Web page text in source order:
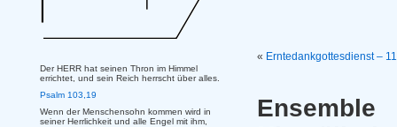
« Erntedankgottesdienst –
Der HERR hat seinen Thron im Himmel
errichtet, und sein Reich herrscht über alles.
Psalm 103,19
Wenn der Menschensohn kommen wird in
seiner Herrlichkeit und alle Engel mit ihm,